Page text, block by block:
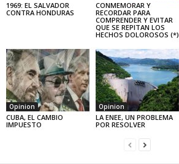
1969: EL SALVADOR
CONTRA HONDURAS
CONMEMORAR Y
RECORDAR PARA
COMPRENDER Y EVITAR
QUE SE REPITAN LOS
HECHOS DOLOROSOS (*)
Opinion
CUBA, EL CAMBIO
IMPUESTO
Opinion
LA ENEE, UN PROBLEMA
POR RESOLVER